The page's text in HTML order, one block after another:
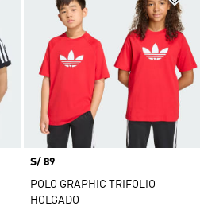
Precio
S/ 89
POLO GRAPHIC TRIFOLIO
HOLGADO